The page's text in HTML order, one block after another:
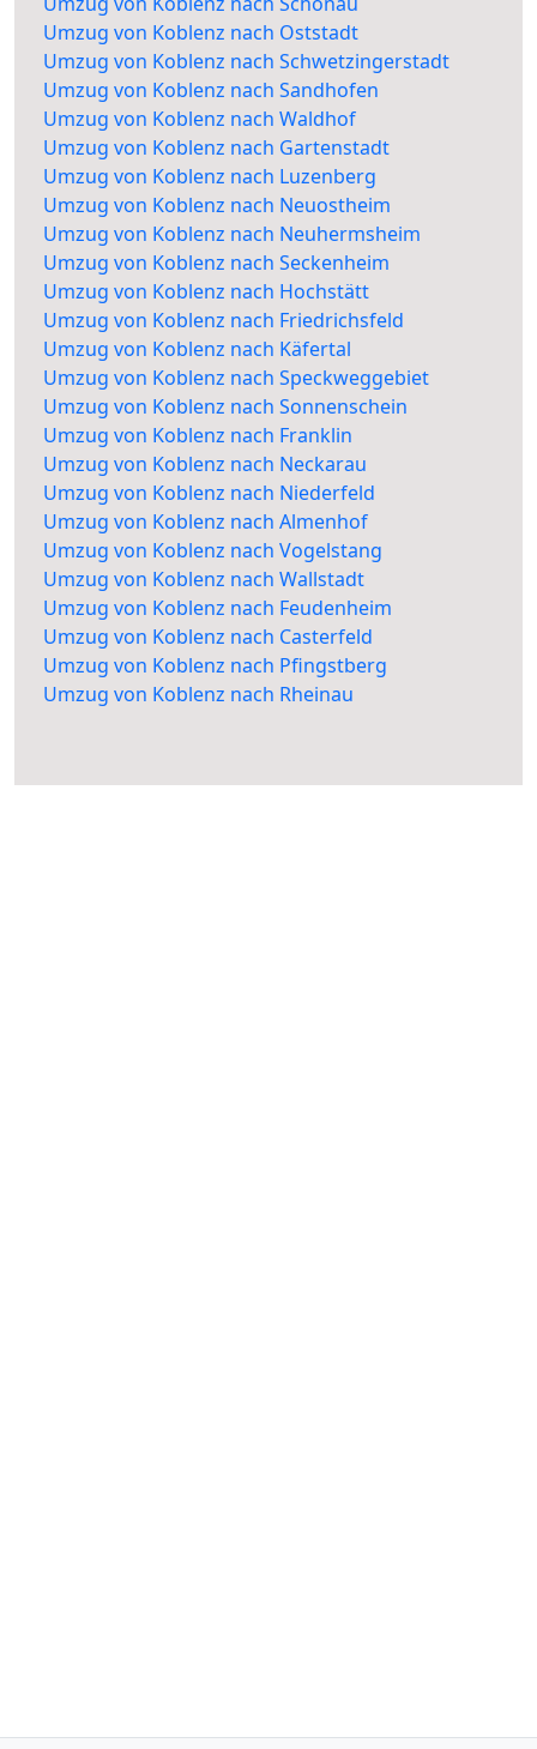
Umzug von Koblenz nach Oststadt
Umzug von Koblenz nach Schwetzingerstadt
Umzug von Koblenz nach Sandhofen
Umzug von Koblenz nach Waldhof
Umzug von Koblenz nach Gartenstadt
Umzug von Koblenz nach Luzenberg
Umzug von Koblenz nach Neuostheim
Umzug von Koblenz nach Neuhermsheim
Umzug von Koblenz nach Seckenheim
Umzug von Koblenz nach Hochstätt
Umzug von Koblenz nach Friedrichsfeld
Umzug von Koblenz nach Käfertal
Umzug von Koblenz nach Speckweggebiet
Umzug von Koblenz nach Sonnenschein
Umzug von Koblenz nach Franklin
Umzug von Koblenz nach Neckarau
Umzug von Koblenz nach Niederfeld
Umzug von Koblenz nach Almenhof
Umzug von Koblenz nach Vogelstang
Umzug von Koblenz nach Wallstadt
Umzug von Koblenz nach Feudenheim
Umzug von Koblenz nach Casterfeld
Umzug von Koblenz nach Pfingstberg
Umzug von Koblenz nach Rheinau